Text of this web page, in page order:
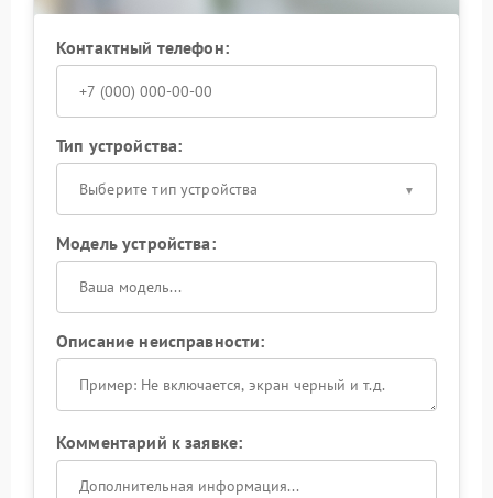
Контактный телефон:
Тип устройства:
Выберите тип устройства
Модель устройства:
Описание неисправности:
Комментарий к заявке: